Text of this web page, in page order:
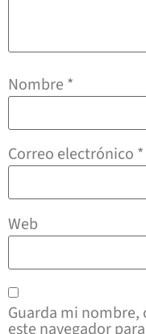
Nombre *
Correo electrónico *
Web
Guarda mi
este navegador